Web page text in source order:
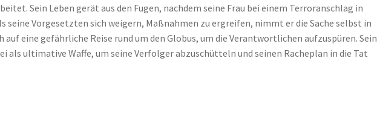
Sein Leben gerät aus den Fugen, nachdem seine Frau bei einem Terroranschlag in
seine Vorgesetzten sich weigern, Maßnahmen zu ergreifen, nimmt er die Sache selbst in
auf eine gefährliche Reise rund um den Globus, um die Verantwortlichen aufzuspüren. Sein
als ultimative Waffe, um seine Verfolger abzuschütteln und seinen Racheplan in die Tat